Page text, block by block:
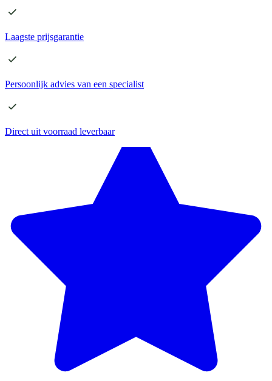
Laagste prijsgarantie
Persoonlijk advies van een specialist
Direct uit voorraad leverbaar